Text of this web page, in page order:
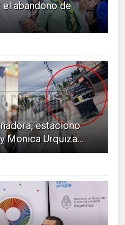
abandono de
estaciono
Monica Urquiza...